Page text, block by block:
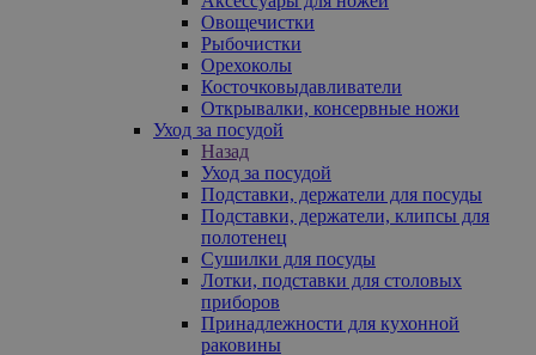
Овощечистки
Рыбочистки
Орехоколы
Косточковыдавливатели
Открывалки, консервные ножи
Уход за посудой
Назад
Уход за посудой
Подставки, держатели для посуды
Подставки, держатели, клипсы для
полотенец
Сушилки для посуды
Лотки, подставки для столовых
приборов
Принадлежности для кухонной
раковины